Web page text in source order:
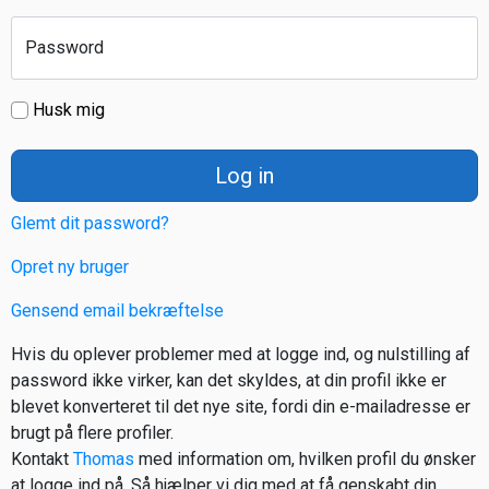
Password
Husk mig
Log in
Glemt dit password?
Opret ny bruger
Gensend email bekræftelse
Hvis du oplever problemer med at logge ind, og nulstilling af
password ikke virker, kan det skyldes, at din profil ikke er
blevet konverteret til det nye site, fordi din e-mailadresse er
brugt på flere profiler.
Kontakt Thomas med information om, hvilken profil du ønsker